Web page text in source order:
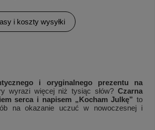
i koszty wysyłki
i oryginalnego prezentu na
wyrazi więcej niż tysiąc słów? Czarna
serca i napisem „Kocham Julkę” to
na okazanie uczuć w nowoczesnej i